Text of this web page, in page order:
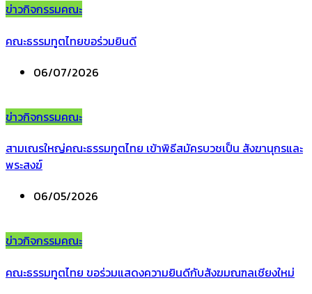
ข่าวกิจกรรมคณะ
คณะธรรมทูตไทยขอร่วมยินดี
06/07/2026
ข่าวกิจกรรมคณะ
สามเณรใหญ่คณะธรรมทูตไทย เข้าพิธีสมัครบวชเป็น สังฆานุกรและ
พระสงฆ์
06/05/2026
ข่าวกิจกรรมคณะ
คณะธรรมทูตไทย ขอร่วมแสดงความยินดีกับสังฆมณฑลเชียงใหม่